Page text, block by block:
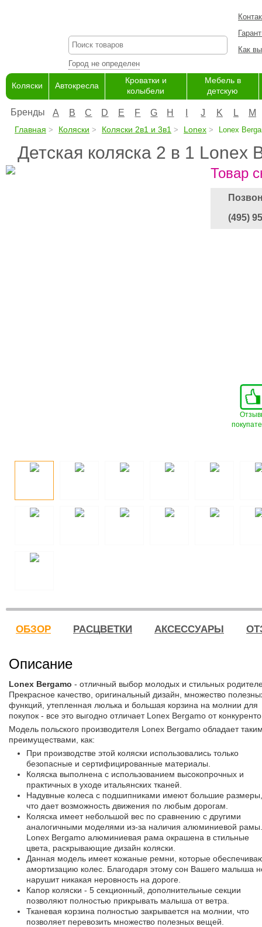
Город не определен
Как
Коляски Автокресла
Кроватки и
колыбели
Мебель в
детскую
Бренды A B C D E F G H J K L M
Главная Коляски Коляски 2в1 и 3в1 Lonex Lonex
Детская коляска 2 в 1 Lonex
Товар
(495)
ОБЗОР РАСЦВЕТКИ АКСЕССУАРЫ
Описание
Lonex Bergamo - отличный выбор молодых и стильных
Прекрасное качество, оригинальный дизайн, множество
функций, утепленная люлька и большая корзина на молнии для
покупок - все это выгодно отличает Lonex Bergamo от
Модель польского производителя Lonex Bergamo обладает
преимуществами, как:
При производстве этой коляски использовались только
безопасные и сертифицированные материалы.
Коляска выполнена с использованием высокопрочных и
практичных в уходе итальянских тканей.
Надувные колеса с подшипниками имеют большие размеры,
что дает возможность движения по любым дорогам.
Коляска имеет небольшой вес по сравнению с другими
аналогичными моделями из-за наличия алюминиевой
Lonex Bergamo алюминиевая рама окрашена в стильные
цвета, раскрывающие дизайн коляски.
Данная модель имеет кожаные ремни, которые
амортизацию колес. Благодаря этому сон Вашего малыша
нарушит никакая неровность на дороге.
Капор коляски - 5 секционный, дополнительные секции
позволяют полностью прикрывать малыша от ветра.
Тканевая корзина полностью закрывается на молнии, что
позволяет перевозить множество полезных вещей.